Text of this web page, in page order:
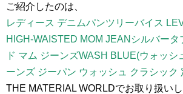
ご紹介したのは、
レディース デニムパンツリーバイス
HIGH-WAISTED MOM JEANシルバータ
ド マム ジーンズWASH BLUE(ウォッシ
ーンズ ジーパン ウォッシュ クラシック
THE MATERIAL WORLDでお取り扱いし